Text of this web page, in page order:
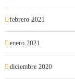
febrero 2021
enero 2021
diciembre 2020